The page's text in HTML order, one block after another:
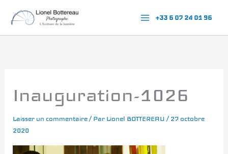
+33 6 07 24 01 96
Inauguration-1026
Laisser un commentaire / Par Lionel BOTTEREAU/27 octobre
2020